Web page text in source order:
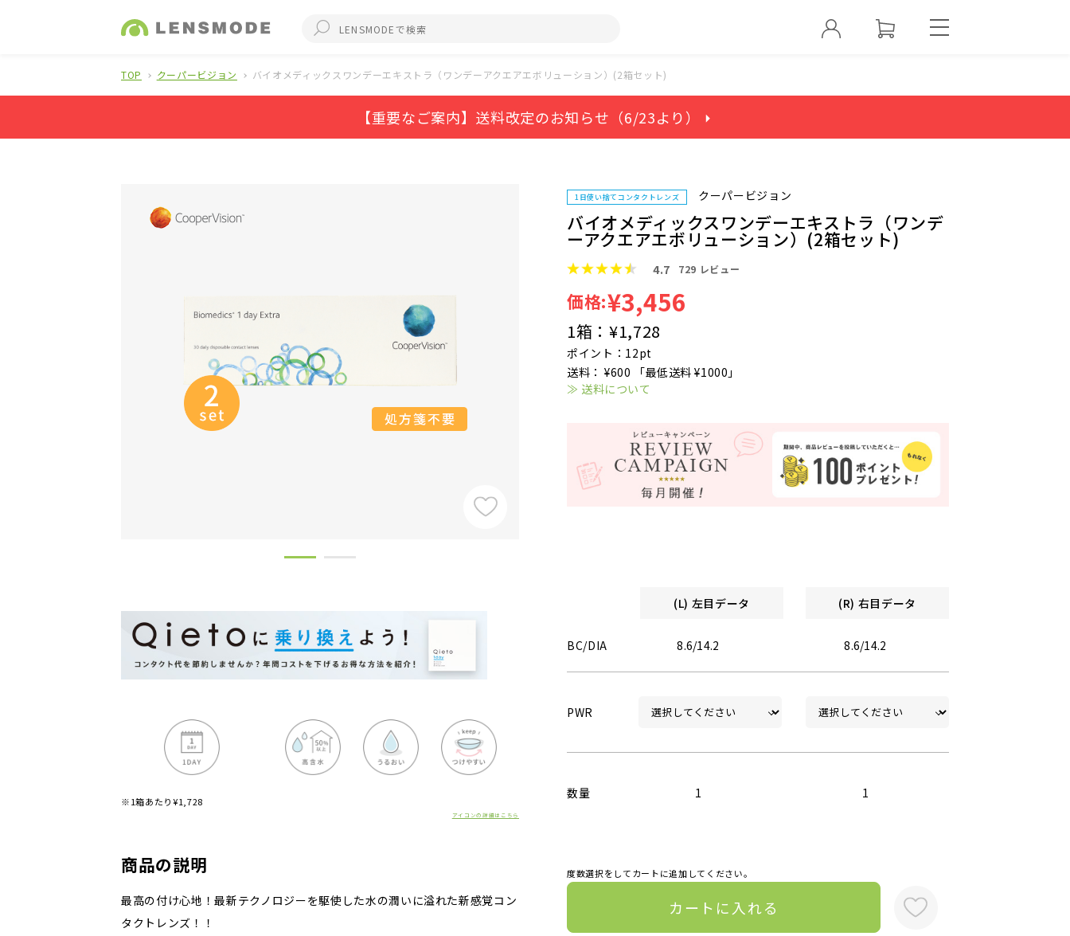
TOP クーパービジョン バイオメディックスワンデーエキストラ（ワンデーアクエアエボリューション）(2箱セット)
【重要なご案内】送料改定のお知らせ（6/23より） ⏵
※1箱あたり¥1,728
アイコンの詳細はこちら
商品の説明
最高の付け心地！最新テクノロジーを駆使した水の潤いに溢れた新感覚コン
タクトレンズ！！
1日使い捨てコンタクトレンズ クーパービジョン
バイオメディックスワンデーエキストラ（ワンデ
ーアクエアエボリューション）(2箱セット)
4.7 729 レビュー
価格:¥3,456
1箱： ¥1,728
ポイント：12pt
送料： ¥600 「最低送料 ¥1000」
≫ 送料について
(L) 左目データ (R) 右目データ
BC/DIA 8.6/14.2 8.6/14.2
PWR
数量 1 1
度数選択をしてカートに追加してください。
カートに入れる